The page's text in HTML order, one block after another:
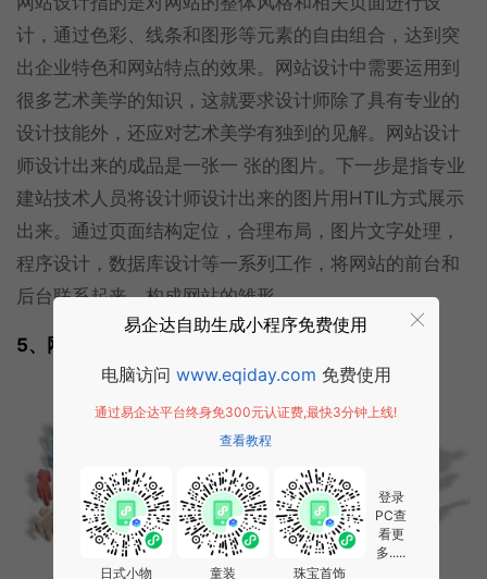
计，通过色彩、线条和图形等元素的自由组合，达到突
出企业特色和网站特点的效果。网站设计中需要运用到
很多艺术美学的知识，这就要求设计师除了具有专业的
设计技能外，还应对艺术美学有独到的见解。网站设计
师设计出来的成品是一张一 张的图片。下一步是指专业
建站技术人员将设计师设计出来的图片用HTIL方式展示
出来。通过页面结构定位，合理布局，图片文字处理，
程序设计，数据库设计等一系列工作，将网站的前台和
后台联系起来，构成网站的雏形。
5、网站上线前测试发布。
易企达自助生成小程序免费使用
电脑访问 www.eqiday.com 免费使用
通过易企达平台终身免300元认证费,最快3分钟上线!
查看教程
日式小物 童装 珠宝首饰
登录
PC查
看更
多.....